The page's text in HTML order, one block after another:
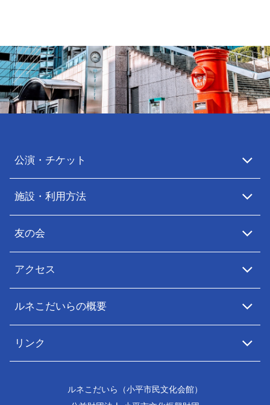
公演・チケット
施設・利用方法
友の会
アクセス
ルネこだいらの概要
リンク
ルネこだいら（小平市民文化会館）